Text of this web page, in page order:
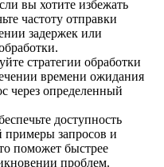
вы хотите избежать
частоту отправки
задержек или
стратегии обработки
времени ожидания
через определенный
доступность
запросов и
поможет быстрее
проблем.